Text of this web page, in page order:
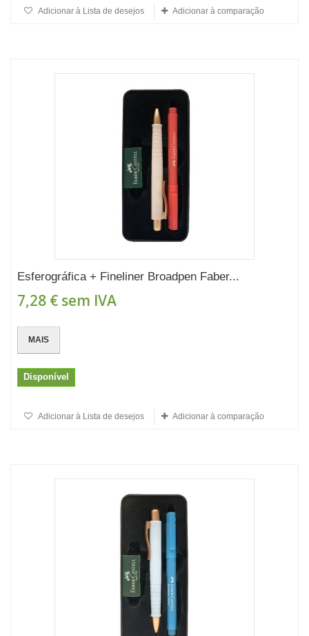
Adicionar à Lista de desejos Adicionar à comparação
Esferográfica + Fineliner Broadpen Faber...
7,28 € sem IVA
MAIS
Disponível
Adicionar à Lista de desejos Adicionar à comparação